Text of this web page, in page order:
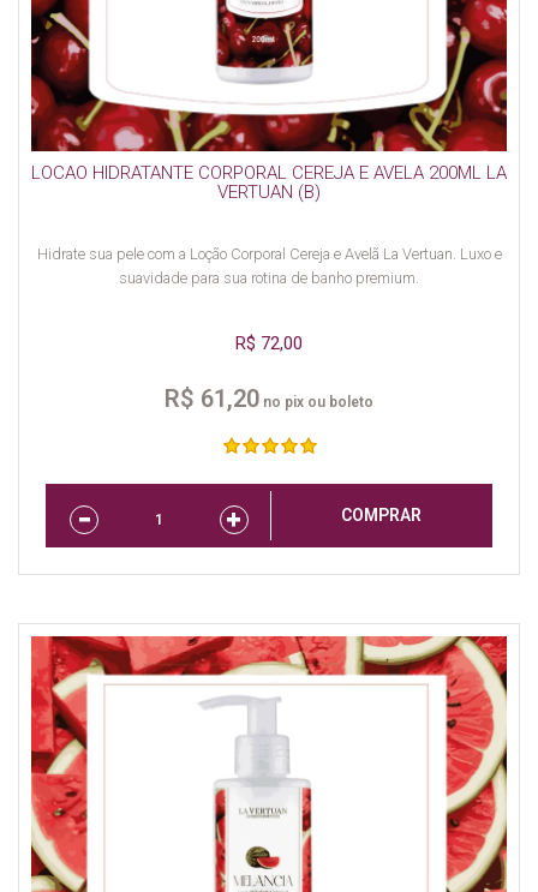
LOCAO HIDRATANTE CORPORAL CEREJA E AVELA 200ML LA
VERTUAN (B)
Hidrate sua pele com a Loção Corporal Cereja e Avelã La Vertuan. Luxo e
suavidade para sua rotina de banho premium.
R$ 72,00
R$ 61,20 no pix ou boleto
COMPRAR